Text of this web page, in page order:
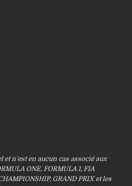
et n’est en aucun cas associé aux
ONE, FORMULA 1, FIA
GRAND PRIX et les